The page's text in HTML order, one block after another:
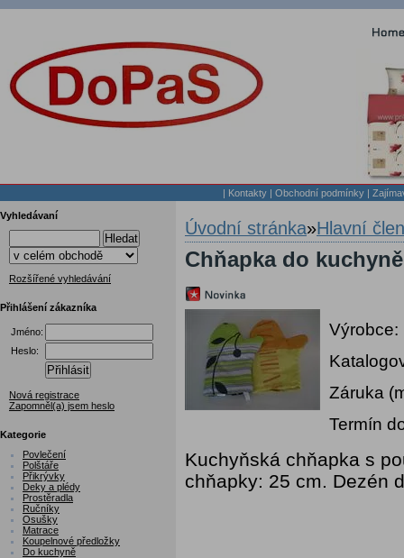
| Kontakty | Obchodní podmínky |
Vyhledávaní
Hledat
Rozšířené vyhledávání
Přihlášení zákazníka
Jméno:
Heslo:
Přihlásit
Nová registrace
Zapomněl(a) jsem heslo
Kategorie
Povlečení
Polštáře
Přikrývky
Deky a plédy
Prostěradla
Ručníky
Osušky
Matrace
Koupelnové předložky
Do kuchyně
Úvodní stránka»Hlavní
Chňapka do
Výrobce:
Záruka
Termín
Kuchyňská chňapka s
chňapky: 25 cm. Dezén